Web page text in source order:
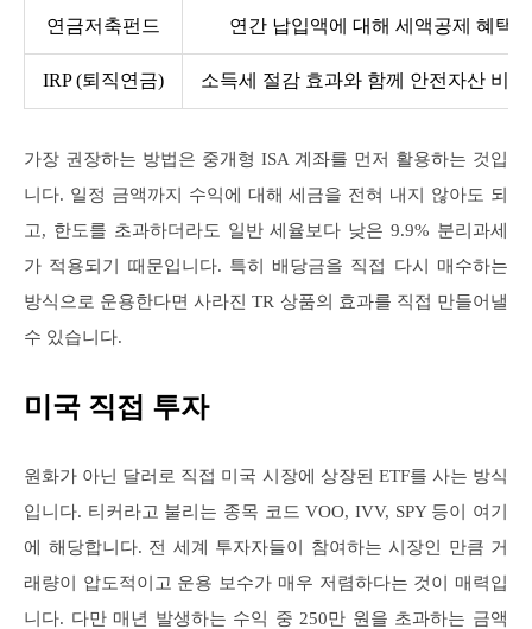
연금저축펀드 연간 납입액에 대해 세액공제 혜택
IRP (퇴직연금) 소득세 절감 효과와 함께 안전자산 비
가장 권장하는 방법은 중개형 ISA 계좌를 먼저 활용하는 것입
니다. 일정 금액까지 수익에 대해 세금을 전혀 내지 않아도 되
고, 한도를 초과하더라도 일반 세율보다 낮은 9.9% 분리과세
가 적용되기 때문입니다. 특히 배당금을 직접 다시 매수하는
방식으로 운용한다면 사라진 TR 상품의 효과를 직접 만들어낼
수 있습니다.
미국 직접 투자
원화가 아닌 달러로 직접 미국 시장에 상장된 ETF를 사는 방식
입니다. 티커라고 불리는 종목 코드 VOO, IVV, SPY 등이 여기
에 해당합니다. 전 세계 투자자들이 참여하는 시장인 만큼 거
래량이 압도적이고 운용 보수가 매우 저렴하다는 것이 매력입
니다. 다만 매년 발생하는 수익 중 250만 원을 초과하는 금액